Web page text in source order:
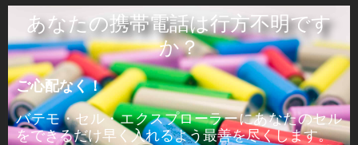
ÒâæÒâ»Òâ╝:
ピーク電力はセルが5分間供給できる電力であ
る。
þÅ¥Õ£¿:
ピーク電流は、セルが5分間供給できる電流であ
る。
あなたの携帯電話は行方不明です
か？
ご心配なく！
バテモ・セル・エクスプローラーにあなたのセル
をできるだけ早く入れるよう最善を尽くします。